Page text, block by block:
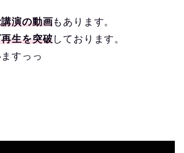
演の動画もあります。
生を突破しております。
すっっ